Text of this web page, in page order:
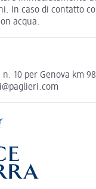
In caso di contatto
acqua.
n. 10 per Genova km